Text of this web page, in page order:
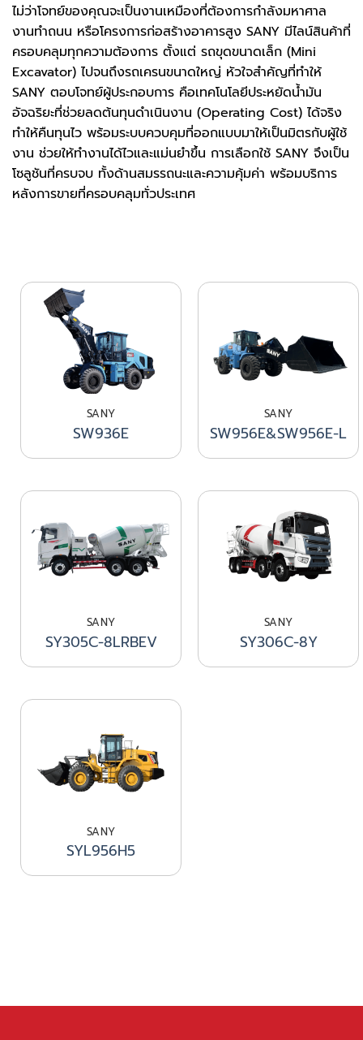
ไม่ว่าโจทย์ของคุณจะเป็นงานเหมืองที่ต้องการกำลังมหาศาล
งานทำถนน หรือโครงการก่อสร้างอาคารสูง SANY มีไลน์สินค้าที่
ครอบคลุมทุกความต้องการ ตั้งแต่ รถขุดขนาดเล็ก (Mini
Excavator) ไปจนถึงรถเครนขนาดใหญ่ หัวใจสำคัญที่ทำให้
SANY ตอบโจทย์ผู้ประกอบการ คือเทคโนโลยีประหยัดน้ำมัน
อัจฉริยะที่ช่วยลดต้นทุนดำเนินงาน (Operating Cost) ได้จริง
ทำให้คืนทุนไว พร้อมระบบควบคุมที่ออกแบบมาให้เป็นมิตรกับผู้ใช้
งาน ช่วยให้ทำงานได้ไวและแม่นยำขึ้น การเลือกใช้ SANY จึงเป็น
โซลูชันที่ครบจบ ทั้งด้านสมรรถนะและความคุ้มค่า พร้อมบริการ
หลังการขายที่ครอบคลุมทั่วประเทศ
SANY
SW936E
SANY
SW956E&SW956E-L
SANY
SY305C-8LRBEV
SANY
SY306C-8Y
SANY
SYL956H5